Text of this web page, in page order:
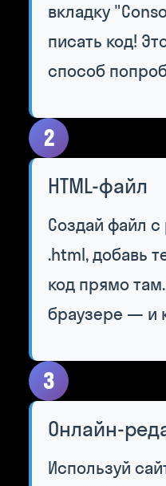
вкладку
писать код!
способ
2
HTML-файл
Создай файл
.html, добавь
код прямо
браузере — и
3
Онлайн-
Используй